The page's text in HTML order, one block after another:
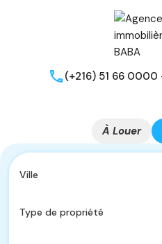
(+216) 51 66
À Louer
Ville
Type de propriété